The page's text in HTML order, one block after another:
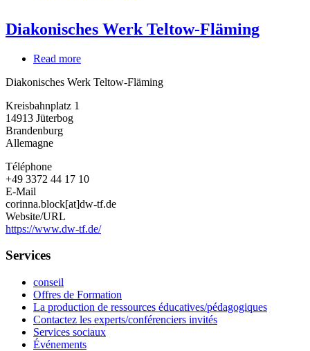
Diakonisches Werk Teltow-Fläming
Read more
Werk
Diakonisches Werk Teltow-Fläming
Kreisbahnplatz 1
14913 Jüterbog
Brandenburg
Allemagne
Téléphone
+49 3372 44 17 10
E-Mail
corinna.block[at]dw-tf.de
Website/URL
https://www.dw-tf.de/
Services
conseil
Offres de Formation
La production de ressources éducatives/pédagogiques
Contactez les experts/conférenciers invités
Services sociaux
Événements